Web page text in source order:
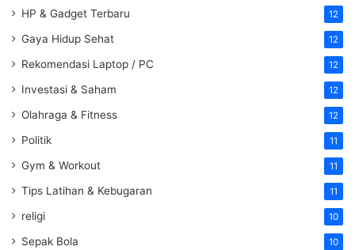
HP & Gadget Terbaru 12
Gaya Hidup Sehat 12
Rekomendasi Laptop / PC 12
Investasi & Saham 12
Olahraga & Fitness 12
Politik 11
Gym & Workout 11
Tips Latihan & Kebugaran 11
religi 10
Sepak Bola 10